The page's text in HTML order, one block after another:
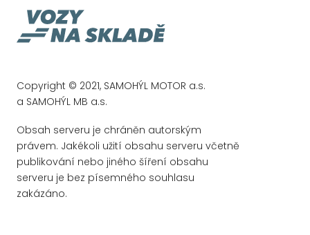
Digitální doplněk Apple CarPlay
Digitální doplněk Asistent přizpůsobení
Digitální doplněk Automatický restart při
popojíždění v dopravní zácpě
360?
Digitální doplněk MB.CHARGE Public
Digitální doplněk MBUX Live Traffic
Information
Copyright © 2021, SAMOHÝL MOTOR a.s.
a SAMOHÝL MB a.s.
Obsah serveru je chráněn autorským
právem. Jakékoli užití obsahu serveru včetně
publikování nebo jiného šíření obsahu
serveru je bez písemného souhlasu
zakázáno.